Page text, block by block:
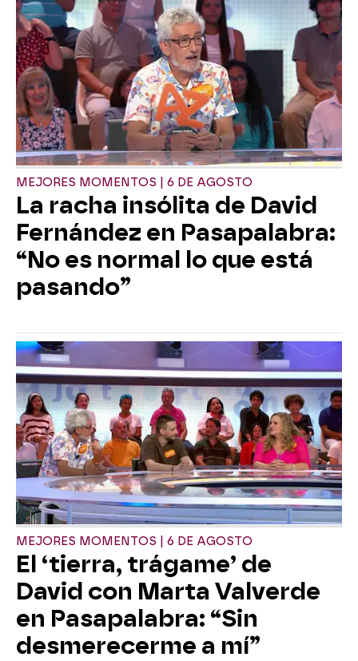
MEJORES MOMENTOS | 6 DE AGOSTO
La racha insólita de David
Fernández en Pasapalabra:
“No es normal lo que está
pasando”
MEJORES MOMENTOS | 6 DE AGOSTO
El ‘tierra, trágame’ de
David con Marta Valverde
en Pasapalabra: “Sin
desmerecerme a mí”